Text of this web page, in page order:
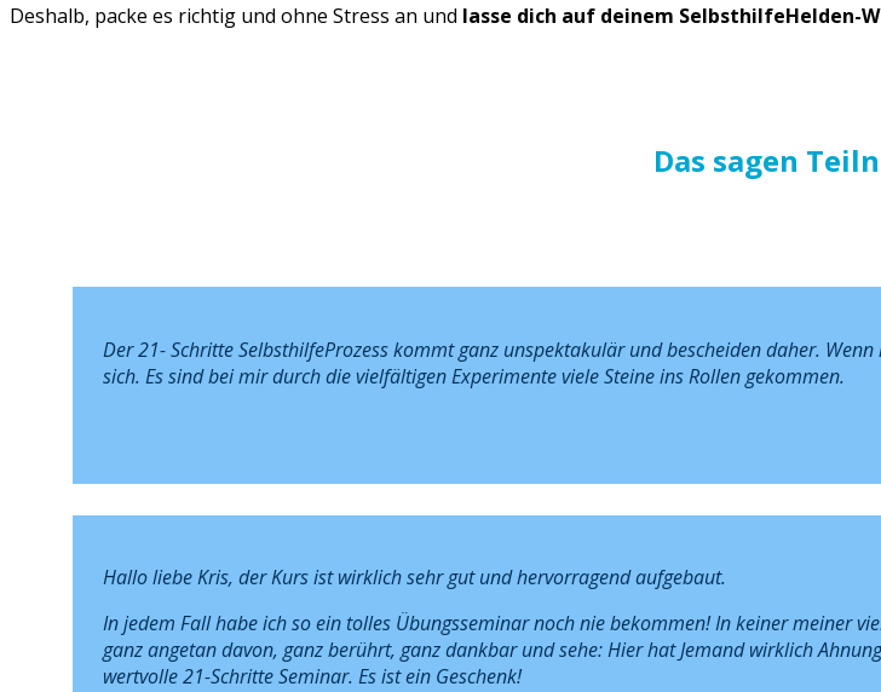
Deshalb, packe es richtig und ohne Stress an und lasse dich auf deinem SelbsthilfeHelden-
Das sagen
Der 21- Schritte SelbsthilfeProzess kommt ganz unspektakulär und bescheiden daher.
sich. Es sind bei mir durch die vielfältigen Experimente viele Steine ins Rollen gekommen.
Hallo liebe Kris, der Kurs ist wirklich sehr gut und hervorragend aufgebaut.
In jedem Fall habe ich so ein tolles Übungsseminar noch nie bekommen! In keiner meiner
ganz angetan davon, ganz berührt, ganz dankbar und sehe: Hier hat Jemand wirklich
wertvolle 21-Schritte Seminar. Es ist ein Geschenk!